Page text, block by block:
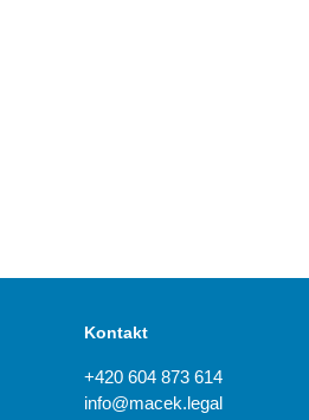
Kontakt
+420 604 873 614
info@macek.legal